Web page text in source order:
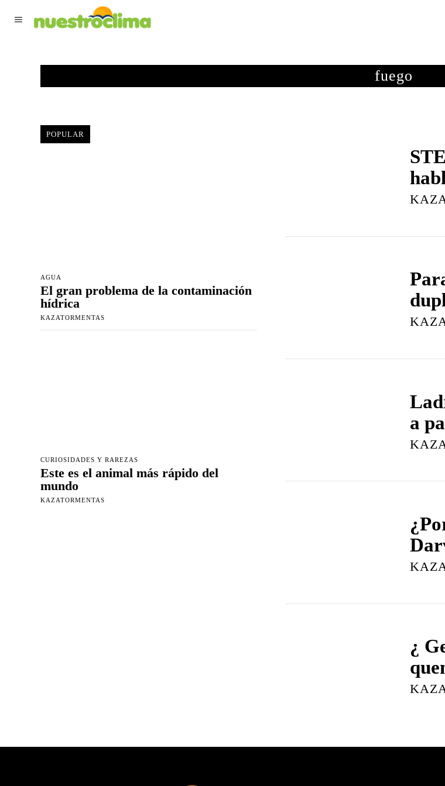
fuego
POPULAR
AGUA
El gran problema de la contaminación
hídrica
KAZATORMENTAS
CURIOSIDADES Y RAREZAS
Este es el animal más rápido del
mundo
KAZATORMENTAS
a
¿